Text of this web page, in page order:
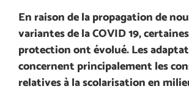
En raison de la propagation de
variantes de la COVID 19,
protection ont évolué. Les
concernent principalement les
relatives à la scolarisation en